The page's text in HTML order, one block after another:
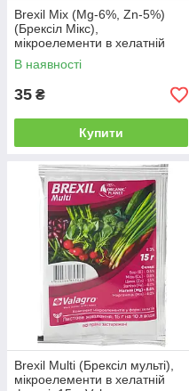
Brexil Mix (Mg-6%, Zn-5%)
(Брексіл Мікс),
мікроелементи в хелатній
формі, 15 г, Valagro
В наявності
35 ₴
Купити
Brexil Multi (Брексіл мульті),
мікроелементи в хелатній